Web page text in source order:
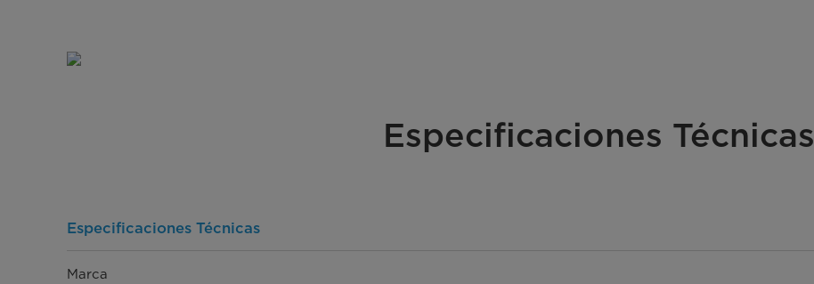
Especificaciones Técnicas
Especificaciones Técnicas
Marca